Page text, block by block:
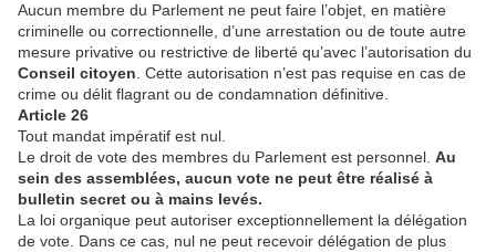
Aucun membre du Parlement ne peut faire l’objet, en matière
criminelle ou correctionnelle, d’une arrestation ou de toute autre
mesure privative ou restrictive de liberté qu’avec l’autorisation du
Conseil citoyen . Cette autorisation n’est pas requise en cas de
crime ou délit flagrant ou de condamnation définitive.
Article 26
Tout mandat impératif est nul.
Le droit de vote des membres du Parlement est personnel. Au
sein des assemblées, aucun vote ne peut être réalisé à
bulletin secret ou à mains levés.
La loi organique peut autoriser exceptionnellement la délégation
de vote. Dans ce cas, nul ne peut recevoir délégation de plus